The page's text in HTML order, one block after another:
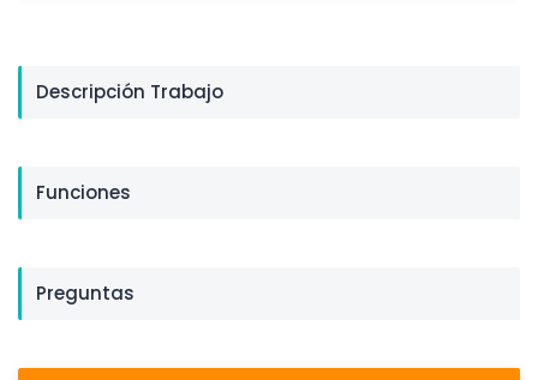
Descripción Trabajo
Funciones
Preguntas